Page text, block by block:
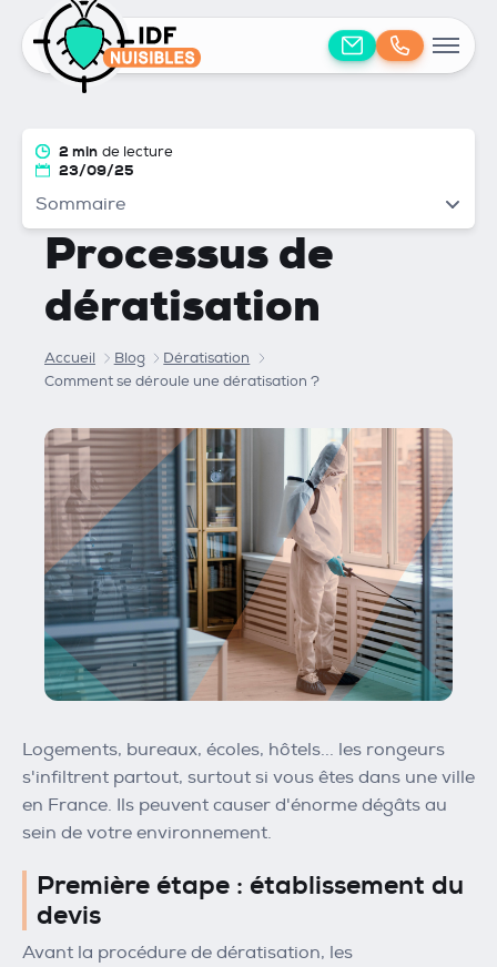
2 min de lecture
23/09/25
Sommaire
Processus de
dératisation
Accueil Blog
Dératisation
Comment se déroule une dératisation ?
Logements, bureaux, écoles, hôtels... les rongeurs
s'infiltrent partout, surtout si vous êtes dans une ville
en France. Ils peuvent causer d'énorme dégâts au
sein de votre environnement.
Première étape : établissement du
devis
Avant la procédure de dératisation, les